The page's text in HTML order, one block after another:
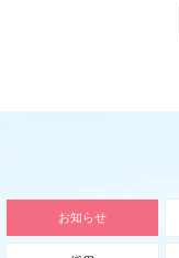
お知らせ